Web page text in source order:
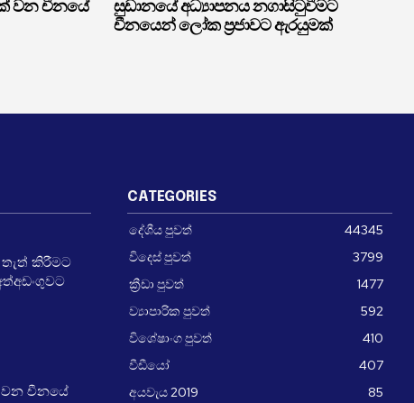
වන චීනයේ
සුඩානයේ අධ්‍යාපනය නගාසිටුවීමට
චීනයෙන් ලෝක ප්‍රජාවට ඇරයුමක්
කිරීමට
වන චීනයේ
CATEGORIES
දේශීය පුවත්
44345
විදෙස් පුවත්
3799
ක්‍රීඩා පුවත්
1477
ව්‍යාපාරික පුවත්
592
විශේෂාංග පුවත්
410
වීඩීයෝ
407
අයවැය 2019
85